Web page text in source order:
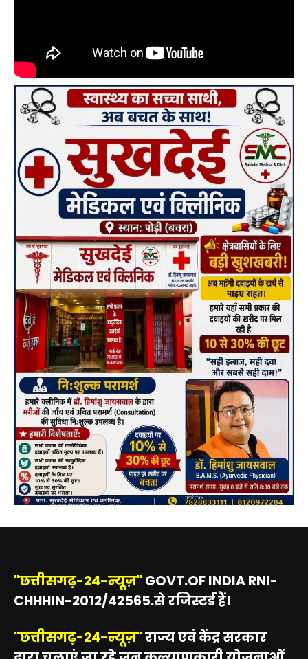
"छत्तीसगढ़-24-न्यूज़" GOVT.OF INDIA RNI-
CHHHIN-2012/42565.से रजिस्टर्ड हैं।
"छत्तीसगढ़-24-न्यूज़"राज्य एवं केंद्र सरकार